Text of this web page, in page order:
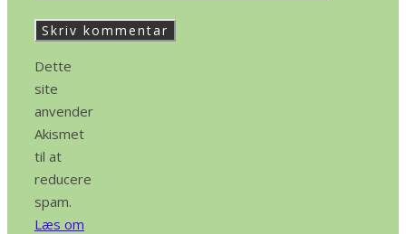
Dette
site
anvender
Akismet
til at
reducere
spam.
Læs om